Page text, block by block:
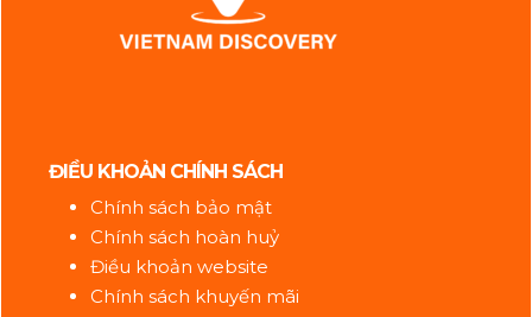
ĐIỀU KHOẢN CHÍNH SÁCH
Chính sách bảo mật
Chính sách hoàn huỷ
Điều khoản website
Chính sách khuyến mãi